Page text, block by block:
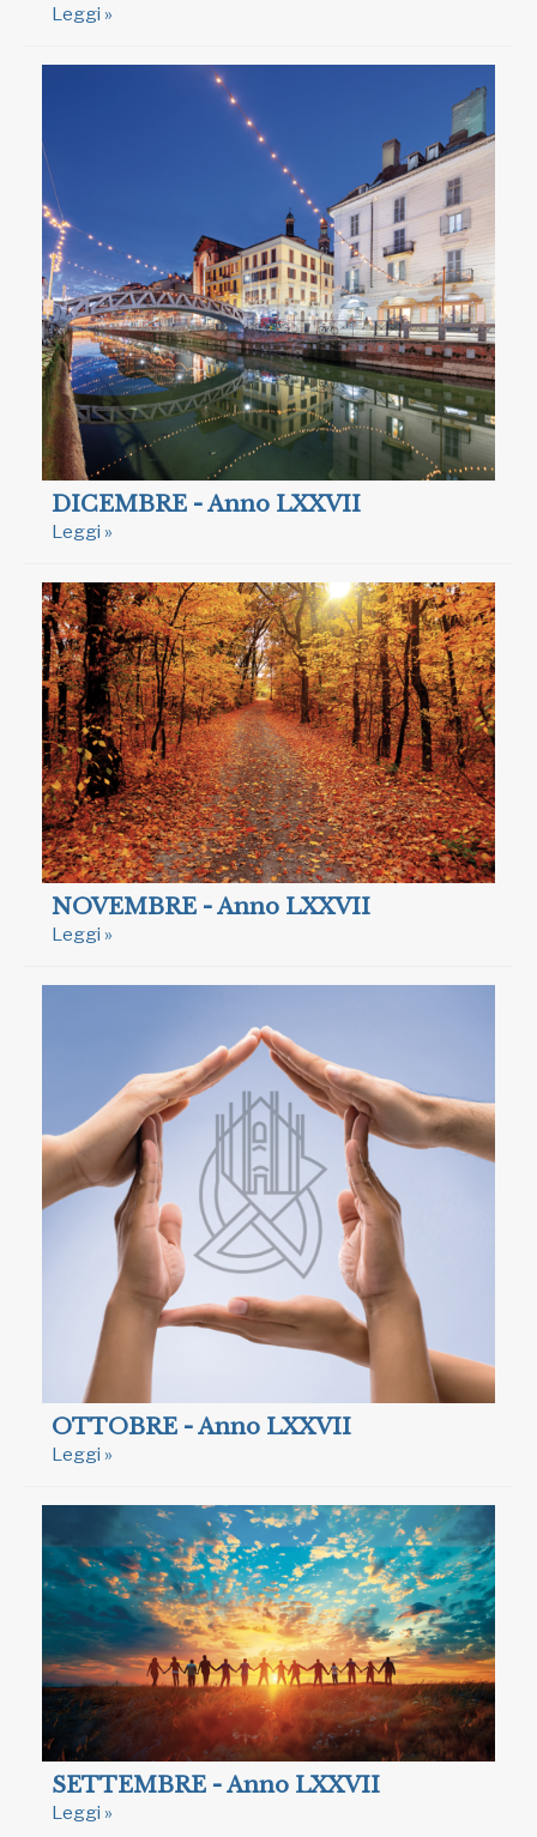
Leggi »
DICEMBRE - Anno LXXVII
Leggi »
NOVEMBRE - Anno LXXVII
Leggi »
OTTOBRE - Anno LXXVII
Leggi »
SETTEMBRE - Anno LXXVII
Leggi »